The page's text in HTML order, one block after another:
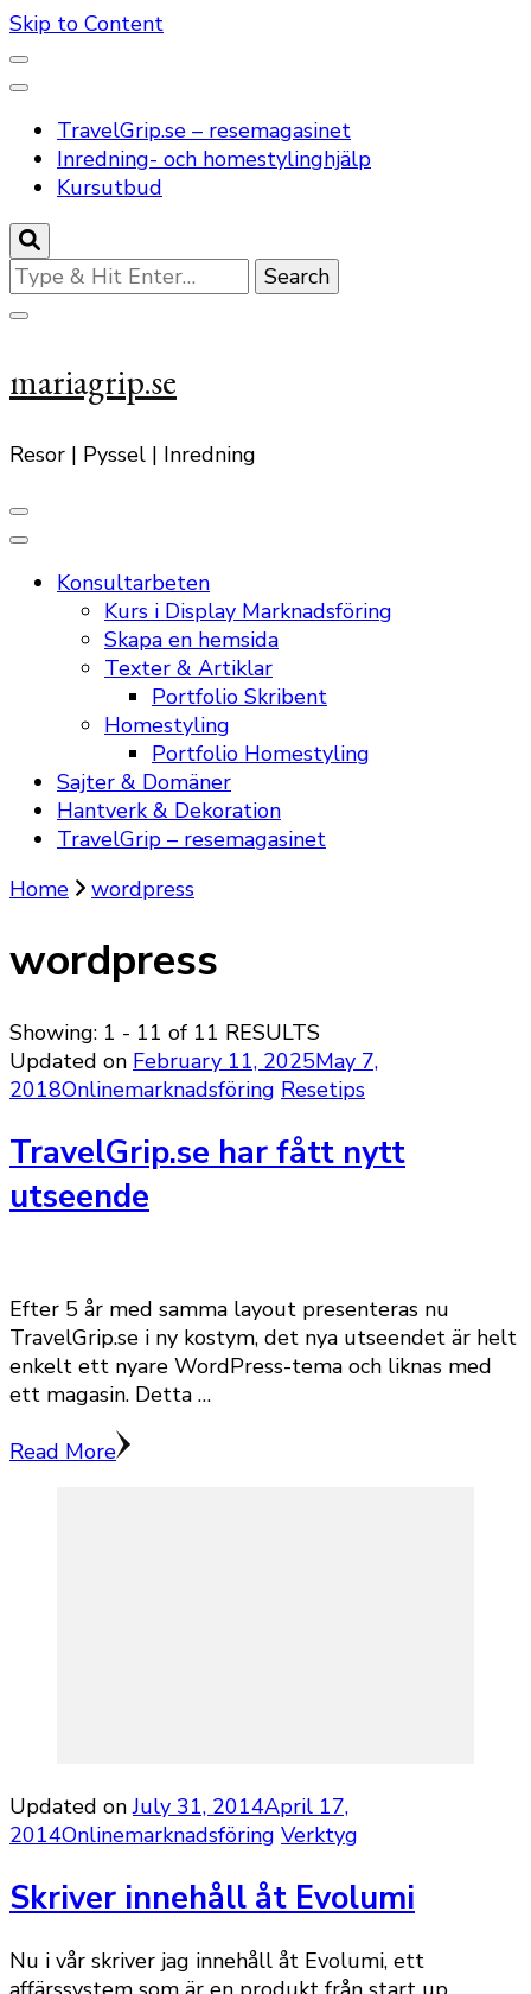
Skip to Content
TravelGrip.se – resemagasinet
Inredning- och homestylinghjälp
Kursutbud
Looking
for
Something?
mariagrip.se
Resor | Pyssel | Inredning
Konsultarbeten
Kurs i Display Marknadsföring
Skapa en hemsida
Texter & Artiklar
Portfolio Skribent
Homestyling
Portfolio Homestyling
Sajter & Domäner
Hantverk & Dekoration
TravelGrip – resemagasinet
Home
wordpress
wordpress
Showing: 1 - 11 of 11 RESULTS
Updated on February 11, 2025May 7,
2018Onlinemarknadsföring Resetips
TravelGrip.se har fått nytt
utseende
Efter 5 år med samma layout presenteras nu
TravelGrip.se i ny kostym, det nya utseendet är helt
enkelt ett nyare WordPress-tema och liknas med
ett magasin. Detta …
Read More
Updated onJuly 31, 2014April 17,
2014Onlinemarknadsföring Verktyg
Skriver innehåll åt Evolumi
Nu i vår skriver jag innehåll åt Evolumi, ett